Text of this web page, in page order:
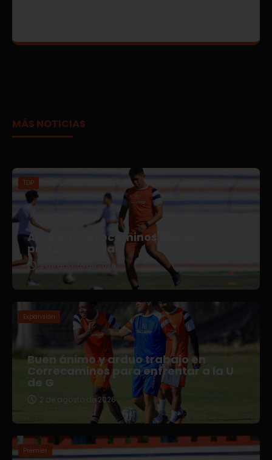
MÁS NOTICIAS
TDP
Afianza Correcaminos TDP su
pretemporada
3 de agosto de 2026
Expansión
Buen ánimo y arduo trabajo en
Correcaminos para enfrentar a la U
de G
2 de agosto de 2026
Premier